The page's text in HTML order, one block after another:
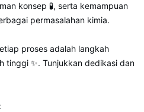
konsep 🧪, serta kemampuan
permasalahan kimia.
proses adalah langkah
tinggi ✨. Tunjukkan dedikasi dan